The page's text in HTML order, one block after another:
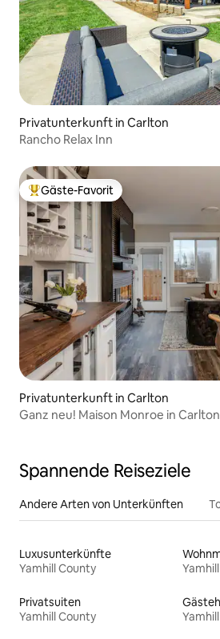
Privatunterkunft in Carlton
Rancho Relax Inn
Beliebter Gäste-Favorit.
Gäste-Favorit
Privatunterkunft in Carlton
Ganz neu! Maison Monroe in Carlton
Spannende Reiseziele
Andere Arten von Unterkünften
Luxusunterkünfte
Yamhill County
Privatsuiten
Yamhill County